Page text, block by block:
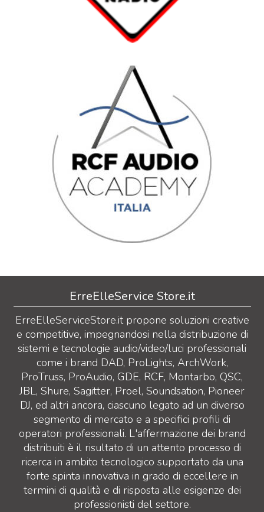
ErreElleService Store.it
ErreElleServiceStore.it propone soluzioni creative
e competitive, impegnandosi nella distribuzione di
sistemi e tecnologie audio/video/luci professionali
come i brand DAD, ProLights, ArchWork,
ProTruss, ProAudio, GDE, RCF, Montarbo, QSC,
JBL, Shure, Sagitter, Proel, Soundsation, Pioneer
DJ, ed altri ancora, ciascuno legato ad un diverso
segmento di mercato e a specifici profili di
operatori professionali. L'affermazione dei brand
distribuiti è il risultato di un attento processo di
ricerca in ambito tecnologico supportato da una
forte spinta innovativa in grado di eccellere in
termini di qualità e di risposta alle esigenze dei
professionisti del settore.